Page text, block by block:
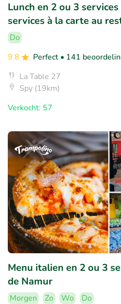
Lunch en 2 ou 3
services à la carte au
Do
9.8
Perfect • 141
La Table 27
Spy (19km)
Verkocht: 57
Menu italien en 2 ou 3
de Namur
Morgen Zo Wo
Do